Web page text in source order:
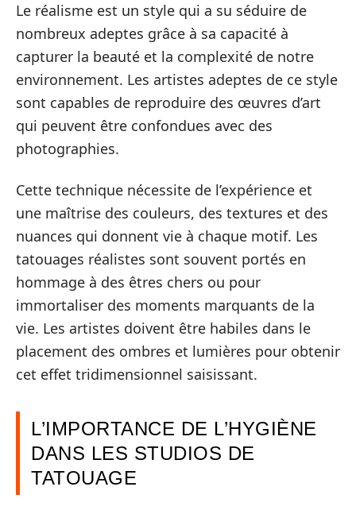
Le réalisme est un style qui a su séduire de
nombreux adeptes grâce à sa capacité à
capturer la beauté et la complexité de notre
environnement. Les artistes adeptes de ce style
sont capables de reproduire des œuvres d’art
qui peuvent être confondues avec des
photographies.
Cette technique nécessite de l’expérience et
une maîtrise des couleurs, des textures et des
nuances qui donnent vie à chaque motif. Les
tatouages réalistes sont souvent portés en
hommage à des êtres chers ou pour
immortaliser des moments marquants de la
vie. Les artistes doivent être habiles dans le
placement des ombres et lumières pour obtenir
cet effet tridimensionnel saisissant.
L’IMPORTANCE DE L’HYGIÈNE
DANS LES STUDIOS DE
TATOUAGE